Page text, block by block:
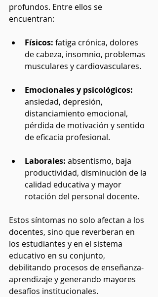
profundos. Entre ellos se
encuentran:
Físicos: fatiga crónica, dolores
de cabeza, insomnio, problemas
musculares y cardiovasculares.
Emocionales y psicológicos:
ansiedad, depresión,
distanciamiento emocional,
pérdida de motivación y sentido
de eficacia profesional.
Laborales: absentismo, baja
productividad, disminución de la
calidad educativa y mayor
rotación del personal docente.
Estos síntomas no solo afectan a los
docentes, sino que reverberan en
los estudiantes y en el sistema
educativo en su conjunto,
debilitando procesos de enseñanza-
aprendizaje y generando mayores
desafíos institucionales.